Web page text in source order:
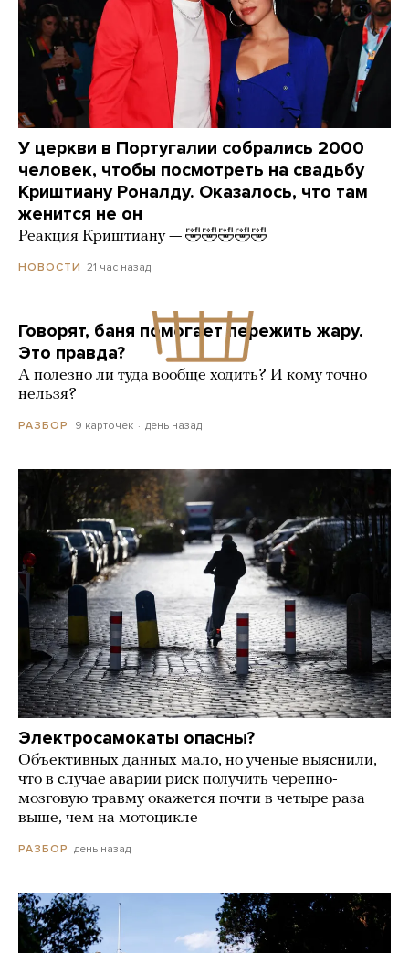
У церкви в Португалии собрались 2000
человек, чтобы посмотреть на свадьбу
Криштиану Роналду. Оказалось, что там
женится не он
Реакция Криштиану — 🤣🤣🤣🤣🤣
НОВОСТИ 21 час назад
Говорят, баня помогает пережить жару.
Это правда?
А полезно ли туда вообще ходить? И кому точно
нельзя?
РАЗБОР 9 карточек день назад
Электросамокаты опасны?
Объективных данных мало, но ученые выяснили,
что в случае аварии риск получить черепно-
мозговую травму окажется почти в четыре раза
выше, чем на мотоцикле
РАЗБОР день назад